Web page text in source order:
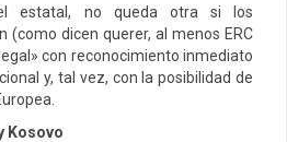
estatal, no queda otra si los
(como dicen querer, al menos ERC
con reconocimiento inmediato
y, tal vez, con la posibilidad de
Kosovo